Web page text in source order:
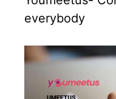
everybody